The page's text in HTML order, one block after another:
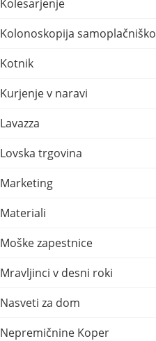
Kolesarjenje
Kolonoskopija samoplačniško
Kotnik
Kurjenje v naravi
Lavazza
Lovska trgovina
Marketing
Materiali
Moške zapestnice
Mravljinci v desni roki
Nasveti za dom
Nepremičnine Koper